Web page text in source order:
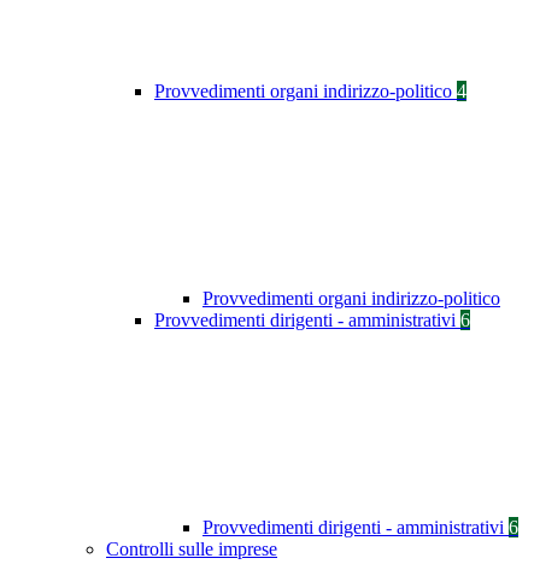
Provvedimenti organi indirizzo-politico 4
Provvedimenti organi indirizzo-politico
Provvedimenti dirigenti - amministrativi 6
Provvedimenti dirigenti - amministrativi 6
Controlli sulle imprese